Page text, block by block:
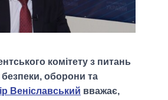
комітету з питань
безпеки, оборони та
Веніславський вважає,